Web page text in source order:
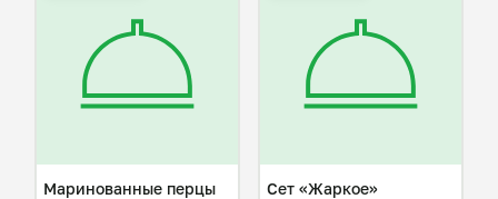
Маринованные перцы Сет «Жаркое»